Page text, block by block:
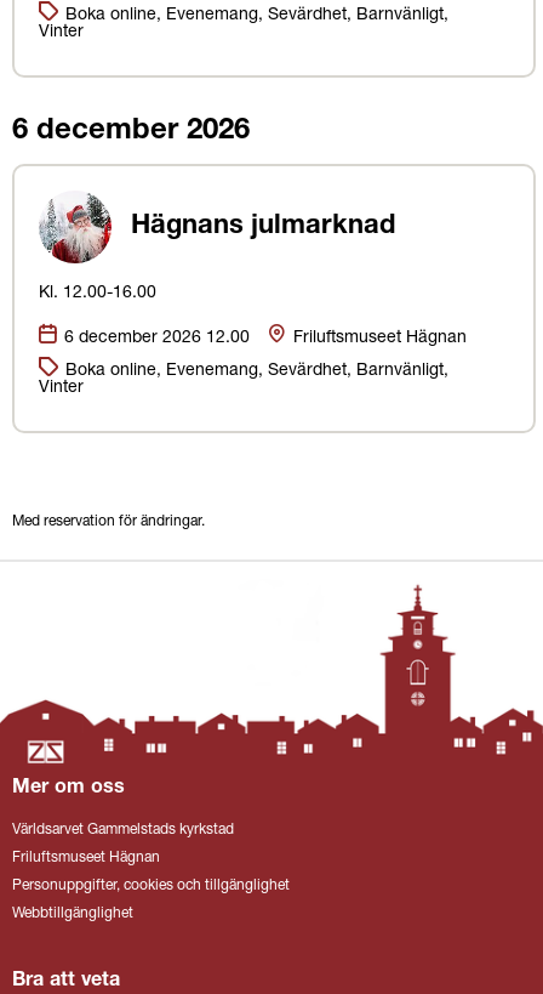
Kategorier:
Boka online, Evenemang, Sevärdhet, Barnvänligt,
Vinter
6 december 2026
Hägnans julmarknad
Kl. 12.00-16.00
Datum:
6 december 2026 12.00 Plats
Friluftsmuseet Hägnan
Kategorier:
Boka online, Evenemang, Sevärdhet, Barnvänligt,
Vinter
Med reservation för ändringar.
Mer om oss
Världsarvet Gammelstads kyrkstad
Friluftsmuseet Hägnan
Personuppgifter, cookies och tillgänglighet
Webbtillgänglighet
Bra att veta